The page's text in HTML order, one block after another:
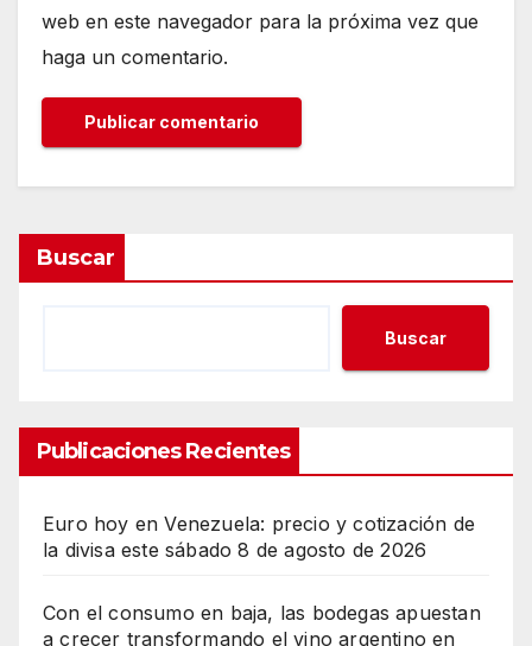
web en este navegador para la próxima vez que
haga un comentario.
Buscar
Buscar
Publicaciones Recientes
Euro hoy en Venezuela: precio y cotización de
la divisa este sábado 8 de agosto de 2026
Con el consumo en baja, las bodegas apuestan
a crecer transformando el vino argentino en